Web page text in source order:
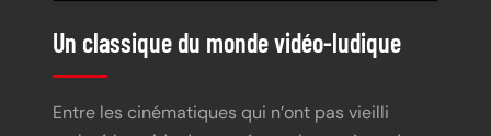
Un classique du monde vidéo-ludique
Entre les cinématiques qui n’ont pas vieilli